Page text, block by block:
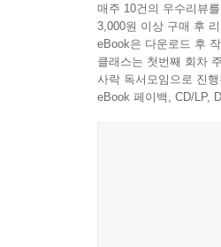
5장 이미지 준비
이미지 데이터의 형
해상도의 개념
흑백 이미지 처리
매주 10건의 우수리뷰
3,000원 이상 구매 후
eBook은 다운로드 후
클래스는 첫번째 회차
사락 독서모임으로 진
eBook 페이백, CD/LP,